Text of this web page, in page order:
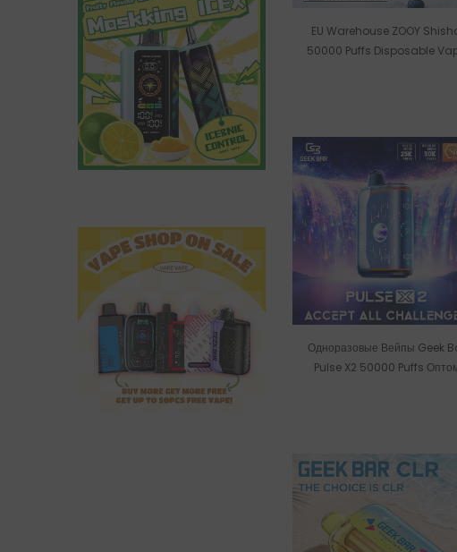
EU Warehouse ZOOY
50000 Puffs Disposable
Одноразовые Вейпы Geek
Pulse X2 50000 Puffs